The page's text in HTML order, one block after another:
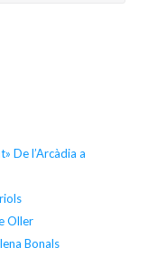
De l’Arcàdia a
Oller
Bonals